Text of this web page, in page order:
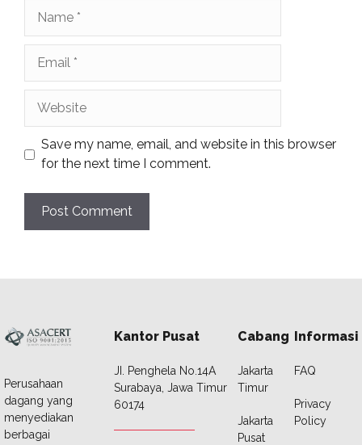
Save my name, email, and website in this browser
for the next time I comment.
Perusahaan
dagang yang
menyediakan
berbagai
Kantor Pusat
JI. Penghela No.14A
Surabaya, Jawa Timur
60174
Cabang
Jakarta
Timur
Jakarta
Pusat
Informasi
FAQ
Privacy
Policy